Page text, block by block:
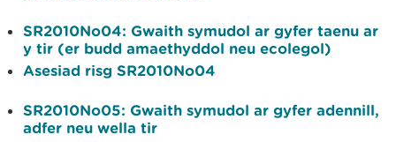
SR2010No04: Gwaith symudol ar gyfer taenu ar
y tir (er budd amaethyddol neu ecolegol)
Asesiad risg SR2010No04
SR2010No05: Gwaith symudol ar gyfer adennill,
adfer neu wella tir